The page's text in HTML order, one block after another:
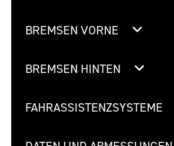
BREMSEN VORNE
BREMSEN HINTEN
FAHRASSISTENZSYSTEME